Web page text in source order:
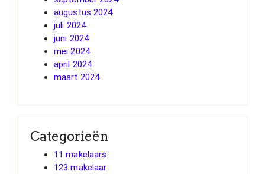
augustus 2024
juli 2024
juni 2024
mei 2024
april 2024
maart 2024
Categorieën
11 makelaars
123 makelaar